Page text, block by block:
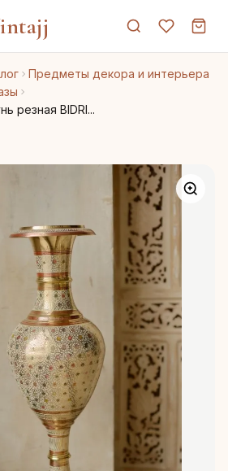
Предметы декора и интерьера
резная BIDRI...